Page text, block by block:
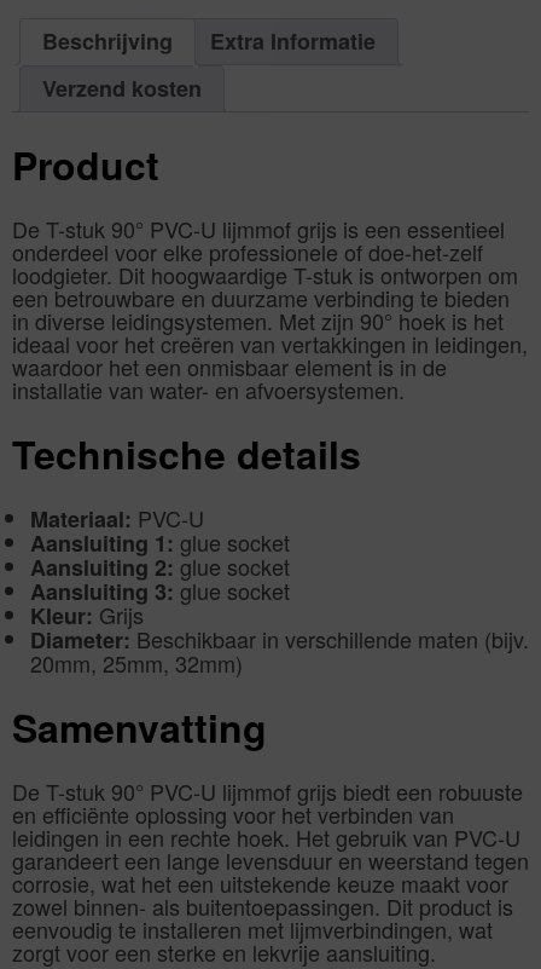
aantal
PCS
Beschrijving
Extra Informatie
Verzend kosten
Product
De T-stuk 90° PVC-U lijmmof grijs is een essentieel
onderdeel voor elke professionele of doe-het-zelf
loodgieter. Dit hoogwaardige T-stuk is ontworpen om
een betrouwbare en duurzame verbinding te bieden
in diverse leidingsystemen. Met zijn 90° hoek is het
ideaal voor het creëren van vertakkingen in leidingen,
waardoor het een onmisbaar element is in de
installatie van water- en afvoersystemen.
Technische details
Materiaal: PVC-U
Aansluiting 1: glue socket
Aansluiting 2: glue socket
Aansluiting 3: glue socket
Kleur: Grijs
Diameter:Beschikbaar in verschillende maten (bijv.
20mm, 25mm, 32mm)
Samenvatting
De T-stuk 90° PVC-U lijmmof grijs biedt een robuuste
en efficiënte oplossing voor het verbinden van
leidingen in een rechte hoek. Het gebruik van PVC-U
garandeert een lange levensduur en weerstand tegen
corrosie, wat het een uitstekende keuze maakt voor
zowel binnen- als buitentoepassingen. Dit product is
eenvoudig te installeren met lijmverbindingen, wat
zorgt voor een sterke en lekvrije aansluiting.